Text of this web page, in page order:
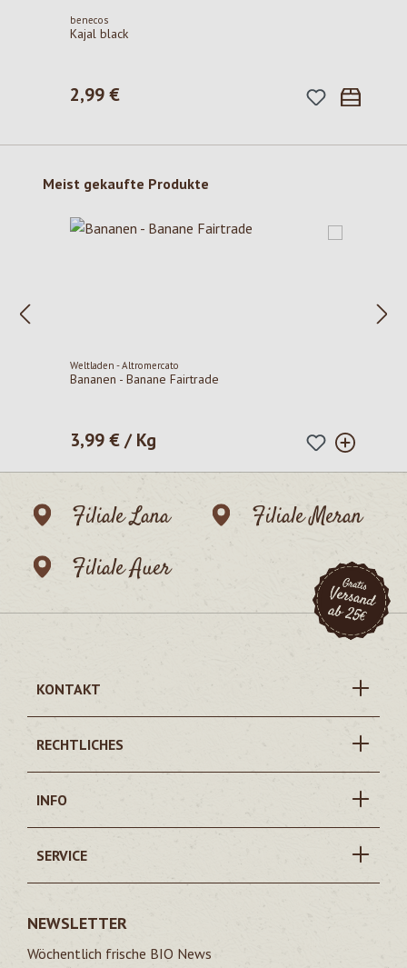
benecos
Kajal black
Regulärer Preis:
2,99 €
Produktgalerie überspringen
Meist gekaufte Produkte
Weltladen - Altromercato
Bananen - Banane Fairtrade
Regulärer Preis:
3,99 € / Kg
Filiale Lana
Filiale Meran
Filiale Auer
KONTAKT
RECHTLICHES
INFO
SERVICE
NEWSLETTER
Wöchentlich frische BIO News